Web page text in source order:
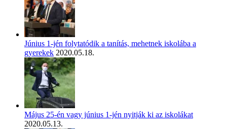
Június 1-jén folytatódik a tanítás, mehetnek iskolába a
gyerekek 2020.05.18.
Május 25-én vagy június 1-jén nyitják ki az iskolákat
2020.05.13.